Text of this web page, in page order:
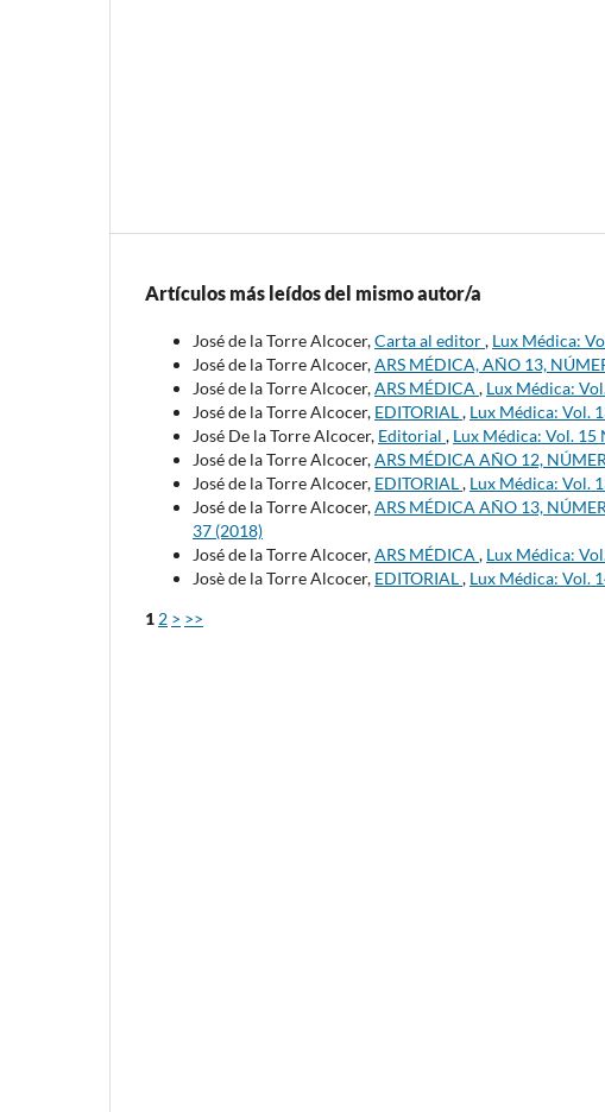
Artículos más leídos del mismo autor/a
José de la Torre Alcocer,Carta al editor, Lux Médica:
José de la Torre Alcocer,ARS MÉDICA, AÑO 13,
José de la Torre Alcocer,ARS MÉDICA , Lux Médica:
José de la Torre Alcocer, EDITORIAL, Lux Médica: Vol.
José De la Torre Alcocer, Editorial , Lux Médica: Vol. 15
José de la Torre Alcocer,ARS MÉDICA AÑO 12,
José de la Torre Alcocer, EDITORIAL, Lux Médica: Vol.
José de la Torre Alcocer,ARS MÉDICA AÑO 13,
37 (2018)
José de la Torre Alcocer,ARS MÉDICA , Lux Médica:
Josè de la Torre Alcocer, EDITORIAL, Lux Médica: Vol.
1 2 > >>